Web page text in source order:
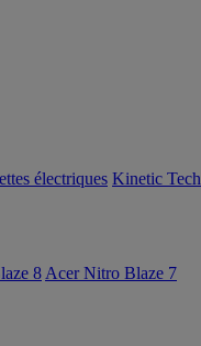
électriques Kinetic Tech
8 Acer Nitro Blaze 7